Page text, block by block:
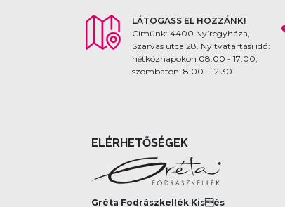
LÁTOGASS EL HOZZÁNK!
Címünk: 4400 Nyíregyháza,
Szarvas utca 28. Nyitvatartási idő:
hétköznapokon 08:00 - 17:00,
szombaton: 8:00 - 12:30
ELÉRHETŐSÉGEK
Gréta Fodrászkellék Kisés